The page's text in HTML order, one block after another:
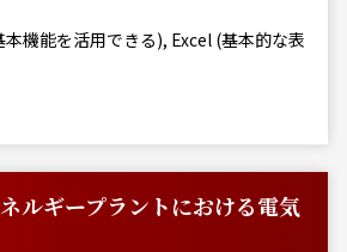
機能を活用できる), Excel (基本的な表
ルギープラントにおける電気